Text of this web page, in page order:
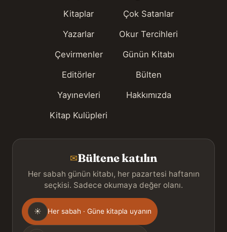
Kitaplar
Yazarlar
Çevirmenler
Editörler
Yayınevleri
Kitap Kulüpleri
Çok Satanlar
Okur Tercihleri
Günün Kitabı
Bülten
Hakkımızda
✉Bültene katılın
Her sabah günün kitabı, her pazartesi haftanın
seçkisi. Sadece okumaya değer olanı.
Gönderim
sıklığı
☀ Her sabah · Güne kitapla uyanın